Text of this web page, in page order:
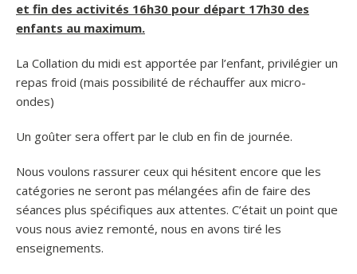
et fin des activités 16h30 pour départ 17h30 des
enfants au maximum.
La Collation du midi est apportée par l’enfant, privilégier un
repas froid (mais possibilité de réchauffer aux micro-
ondes)
Un goûter sera offert par le club en fin de journée.
Nous voulons rassurer ceux qui hésitent encore que les
catégories ne seront pas mélangées afin de faire des
séances plus spécifiques aux attentes. C’était un point que
vous nous aviez remonté, nous en avons tiré les
enseignements.